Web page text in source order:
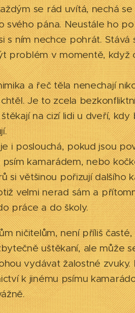
se rád uvítá, nechá
svého pána. Neustále ho
s ním nechce pohrát.
problém v momentě, když
a řeč těla nenechají
Je to zcela
na cizí lidi u dveří,
i poslouchá, pokud jsou
kamarádem, nebo
si většinou pořizují dalšího
velmi nerad sám a
práce a do školy.
ničitelům, není příliš
uštěkaní, ale může
vydávat žalostné
k jinému psímu